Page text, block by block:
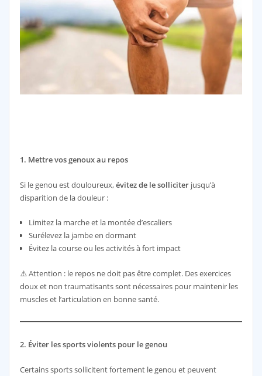
1. Mettre vos genoux au repos
Si le genou est douloureux,évitez de le solliciterjusqu’à
disparition de la douleur :
Limitez la marche et la montée d’escaliers
Surélevez la jambe en dormant
Évitez la course ou les activités à fort impact
⚠️ Attention : le repos ne doit pas être complet. Des exercices
doux et non traumatisants sont nécessaires pour maintenir les
muscles et l’articulation en bonne santé.
2. Éviter les sports violents pour le genou
Certains sports sollicitent fortement le genou et peuvent